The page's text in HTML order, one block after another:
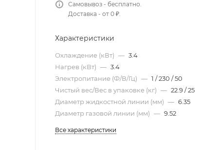
Самовывоз - бесплатно.
Доставка - от 0 ₽.
Характеристики
Охлаждение (кВт) — 3.4
Нагрев (кВт) — 3.4
Электропитание (Ф/В/Гц) — 1 / 230 / 50
Чистый вес/Вес в упаковке (кг) — 22.9 / 25
Диаметр жидкостной линии (мм) — 6.35
Диаметр газовой линии (мм) — 9.52
Все характеристики